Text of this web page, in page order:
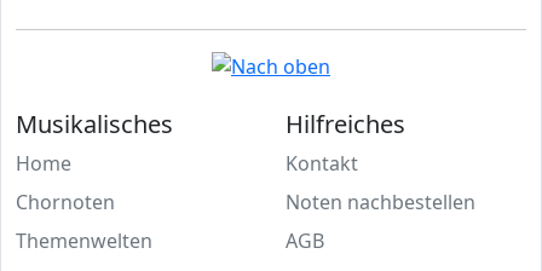
Musikalisches
Home
Chornoten
Themenwelten
Hilfreiches
Kontakt
Noten nachbestellen
AGB